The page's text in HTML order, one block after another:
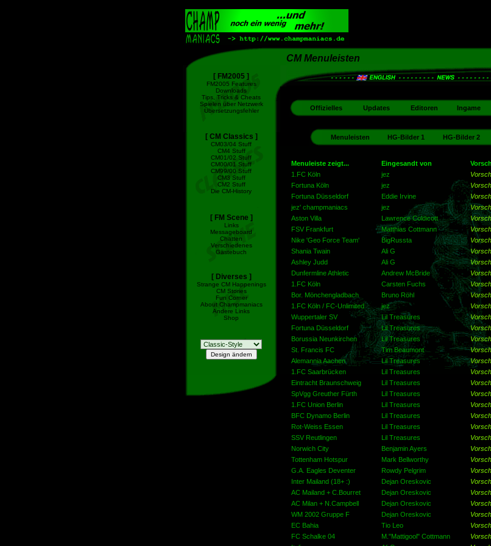
[ FM2005 ]
FM2005 Features
Downloads
Tips, Tricks & Cheats
Spielen über Netzwerk
Übersetzungsfehler
[ CM Classics ]
CM03/04 Stuff
CM4 Stuff
CM01/02 Stuff
CM00/01 Stuff
CM99/00 Stuff
CM3 Stuff
CM2 Stuff
Die CM-History
[ FM Scene ]
Links
Messageboard
Chatten
Verschiedenes
Gästebuch
[ Diverses ]
Strange CM Happenings
CM Stories
Fun Corner
About Champmaniacs
Andere Links
Shop
CM Menuleisten
Offizielles Updates Editoren Ingame
Menuleisten HG-Bilder 1 HG-Bilder 2
Menuleiste zeigt... Eingesandt von
1.FC Köln
jez
Fortuna Köln
jez
Fortuna Düsseldorf
Eddie Irvine
jez' champmaniacs
jez
Aston Villa
Lawrence Coldicott
FSV Frankfurt
Matthias Cottmann
Nike 'Geo Force Team'
BigRussta
Shania Twain
Ali G
Ashley Judd
Ali G
Dunfermline Athletic
Andrew McBride
1.FC Köln
Carsten Fuchs
Bor. Mönchengladbach
Bruno Röhl
1.FC Köln / FC-Unlimited
jez
Wuppertaler SV
Lil Treasures
Fortuna Düsseldorf
Lil Treasures
Borussia Neunkirchen
Lil Treasures
St. Francis FC
Tim Beaumont
Alemannia Aachen
Lil Treasures
1.FC Saarbrücken
Lil Treasures
Eintracht Braunschweig
Lil Treasures
SpVgg Greuther Fürth
Lil Treasures
1.FC Union Berlin
Lil Treasures
BFC Dynamo Berlin
Lil Treasures
Rot-Weiss Essen
Lil Treasures
SSV Reutlingen
Lil Treasures
Norwich City
Benjamin Ayers
Tottenham Hotspur
Mark Bellworthy
G.A. Eagles Deventer
Rowdy Pelgrim
Inter Mailand (18+ :)
Dejan Oreskovic
AC Mailand + C.Bourret
Dejan Oreskovic
AC Milan + N.Campbell
Dejan Oreskovic
WM 2002 Gruppe F
Dejan Oreskovic
EC Bahia
Tio Leo
FC Schalke 04
M."Mattigool" Cottmann